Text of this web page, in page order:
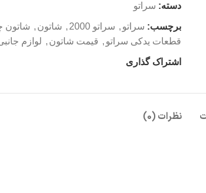
دسته: سراتو
برچسب: سراتو , سراتو 2000 , شاتون ,
قطعات یدکی سراتو , قیمت شاتون , لوازم
اشتراک گذاری
نظرات (0)